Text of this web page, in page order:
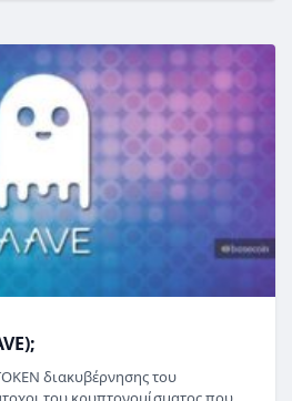
διακυβέρνησης του